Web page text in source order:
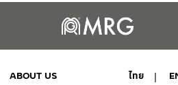
ABOUT US ไทย